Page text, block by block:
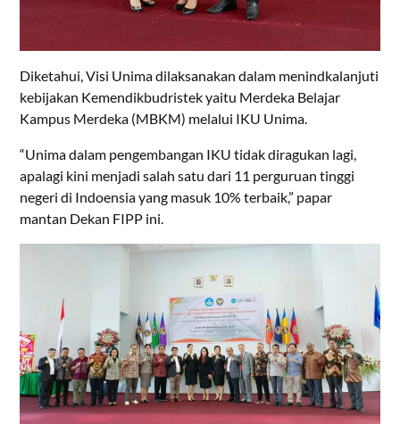
Diketahui, Visi Unima dilaksanakan dalam menindkalanjuti
kebijakan Kemendikbudristek yaitu Merdeka Belajar
Kampus Merdeka (MBKM) melalui IKU Unima.
“Unima dalam pengembangan IKU tidak diragukan lagi,
apalagi kini menjadi salah satu dari 11 perguruan tinggi
negeri di Indoensia yang masuk 10% terbaik,” papar
mantan Dekan FIPP ini.